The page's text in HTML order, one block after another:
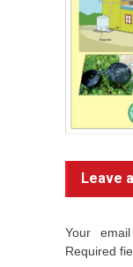
Leave
Your
Required